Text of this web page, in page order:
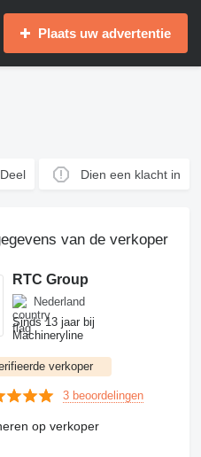
Plaats uw advertentie
Deel Dien een klacht in
van de verkoper
RTC Group
Nederland
Sinds 13 jaar bij
Machineryline
verkoper
3 beoordelingen
op verkoper